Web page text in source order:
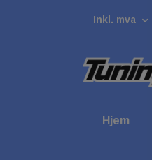
Inkl. mva
Hjem